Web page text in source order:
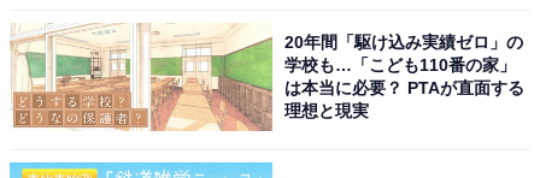
20年間「駆け込み実績ゼロ」の
学校も…「こども110番の家」
は本当に必要？ PTAが直面する
理想と現実